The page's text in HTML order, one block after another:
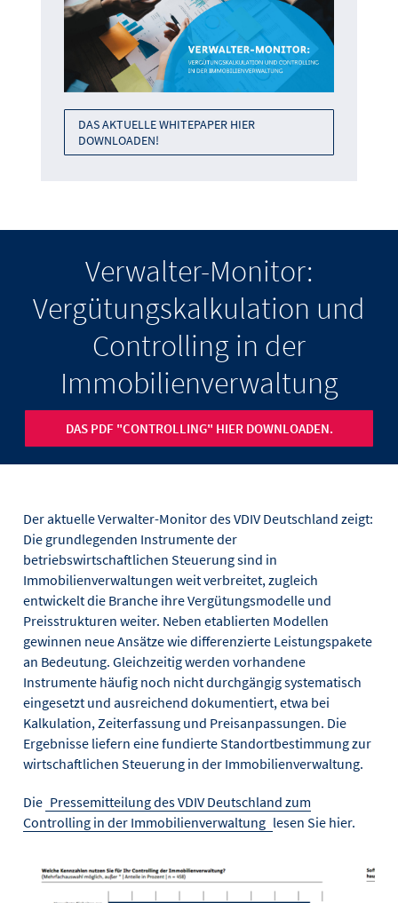
DAS AKTUELLE WHITEPAPER HIER
DOWNLOADEN!
Verwalter-Monitor:
Vergütungskalkulation und
Controlling in der
Immobilienverwaltung
DAS PDF "CONTROLLING" HIER DOWNLOADEN.
Der aktuelle Verwalter-Monitor des VDIV Deutschland zeigt:
Die grundlegenden Instrumente der
betriebswirtschaftlichen Steuerung sind in
Immobilienverwaltungen weit verbreitet, zugleich
entwickelt die Branche ihre Vergütungsmodelle und
Preisstrukturen weiter. Neben etablierten Modellen
gewinnen neue Ansätze wie differenzierte Leistungspakete
an Bedeutung. Gleichzeitig werden vorhandene
Instrumente häufig noch nicht durchgängig systematisch
eingesetzt und ausreichend dokumentiert, etwa bei
Kalkulation, Zeiterfassung und Preisanpassungen. Die
Ergebnisse liefern eine fundierte Standortbestimmung zur
wirtschaftlichen Steuerung in der Immobilienverwaltung.
Die Pressemitteilung des VDIV Deutschland zum
Controlling in der Immobilienverwaltung lesen Sie hier.